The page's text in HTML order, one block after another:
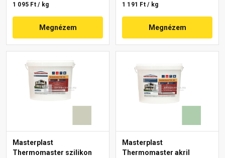
1 095 Ft / kg
Megnézem
1 191 Ft / kg
Megnézem
Masterplast
Thermomaster szilikon
Masterplast
Thermomaster akril